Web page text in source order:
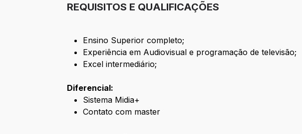
REQUISITOS E QUALIFICAÇÕES
Ensino Superior completo;
Experiência em Audiovisual e programação de televisão;
Excel intermediário;
Diferencial:
Sistema Midia+
Contato com master